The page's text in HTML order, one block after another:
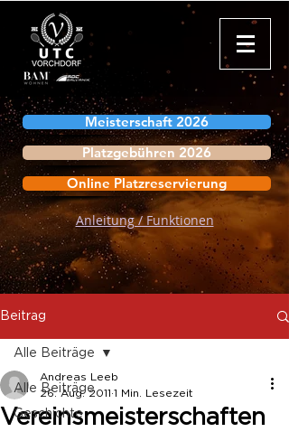
Meisterschaft 2026
Platzgebühren 2026
Online Platzreservierung
Anleitung / Funktionen
Beitrag
Alle Beiträge
Geschichte
Alle Beiträge
Vereinsmeisterschaften
Andreas Leeb
26. Aug. 2011 1 Min. Lesezeit